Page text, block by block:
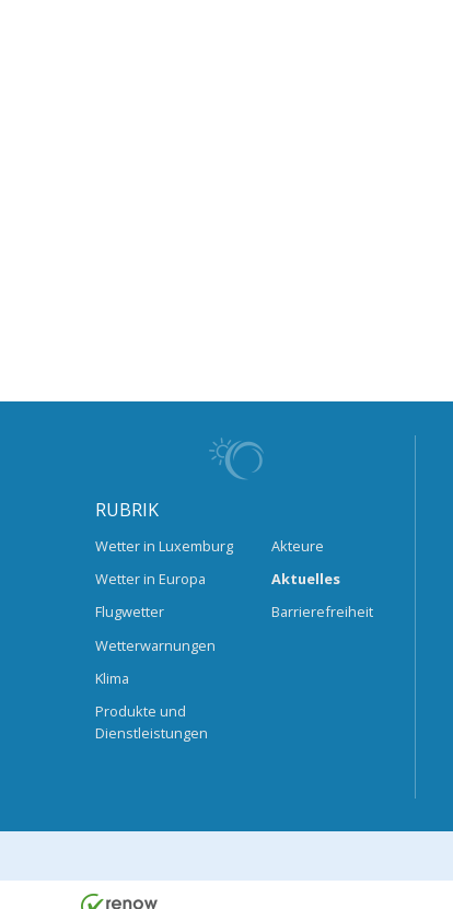
RUBRIK
Wetter in Luxemburg
Wetter in Europa
Flugwetter
Wetterwarnungen
Klima
Produkte und
Dienstleistungen
Akteure
Aktuelles
Barrierefreiheit